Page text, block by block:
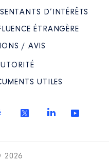
D’INTÉRÊTS
ÉTRANGÈRE
/ AVIS
UTILES
2026